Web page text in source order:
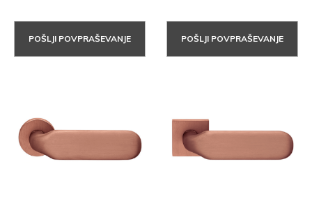
POŠLJI POVPRAŠEVANJE POŠLJI POVPRAŠEVANJE